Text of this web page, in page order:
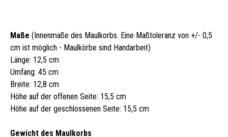
Maße (Innenmaße des Maulkorbs. Eine Maßtoleranz von +/- 0,5
cm ist möglich - Maulkörbe sind Handarbeit)
Länge: 12,5 cm
Umfang: 45 cm
Breite: 12,8 cm
Höhe auf der offenen Seite: 15,5 cm
Höhe auf der geschlossenen Seite: 15,5 cm
Gewicht des Maulkorbs